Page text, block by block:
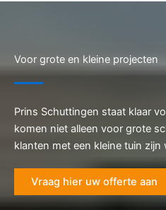
Voor grote en kleine projecten
Prins Schuttingen staat klaar
komen niet alleen voor grote
klanten met een kleine tuin zijn
Vraag hier uw offerte aan